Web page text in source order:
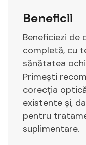
Beneficii
Beneficiezi de
completă, cu
sănătatea
Primești
corecția
existente și,
pentru
suplimentare.